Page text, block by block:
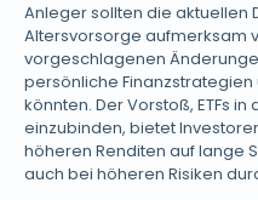
Anleger sollten die aktuellen
Altersvorsorge aufmerksam
vorgeschlagenen
persönliche
könnten. Der Vorstoß, ETFs
einzubinden, bietet
höheren Renditen auf lange
auch bei höheren Risiken